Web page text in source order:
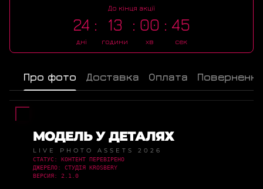
До кінця акції
24
дні
13
години
00
хв
45
сек
Про фото Доставка Оплата Повернення
МОДЕЛЬ У ДЕТАЛЯХ
LIVE PHOTO ASSETS 2026
СТАТУС: КОНТЕНТ ПЕРЕВІРЕНО
ДЖЕРЕЛО: СТУДІЯ KROSBERY
ВЕРСИЯ: 2.1.0